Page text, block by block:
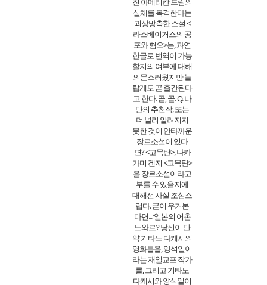
실체를 목격한다는
괴상망측한 소설 <
라스베이거스의 공
포와 혐오>는, 과연
한글로 번역이 가능
할지의 여부에 대해
의문스러웠지만 놀
랍게도 곧 출간된다
고 한다. 곧, 곧. Q. 나
만의 추천작, 또는
더 널리 알려지지
못한 것이 안타까운
장르소설이 있다
면? <고목탄>, 나카
가미 겐지 <고목탄>
을 장르소설이라고
부를 수 있을지에
대해선 사실 조심스
럽다. 굳이 우겨본
다면... ‘일본의 어촌
느와르’? 당신이 만
약 기타노 다케시의
영화들을, 양석일이
라는 재일교포 작가
를, 그리고 기타노
다케시와 양석일이